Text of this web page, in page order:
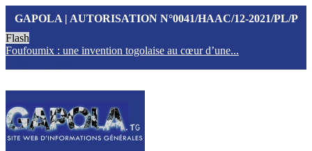
GAPOLA | AUTORISATION N°0041/HAAC/12-2021/PL/P
Flash
Foufoumix : une invention togolaise au cœur d’une...